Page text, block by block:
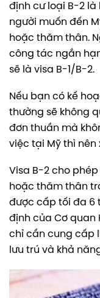
định cư loại B-2 là
người muốn đến
hoặc thăm thân.
công tác ngắn
sẽ là visa B-1/B-2.
Nếu bạn có kế
thường sẽ không
đơn thuần mà
việc tại Mỹ thì nên
Visa B-2 cho
hoặc thăm thân
được cấp tối đa 6
định của Cơ quan
chỉ cần cung cấp
lưu trú và khả